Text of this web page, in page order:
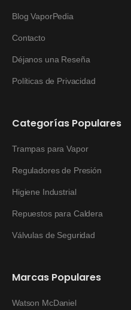
Blog VaporPedia
Contacto
Déjanos una Reseña
Políticas de Privacidad
Categorías Populares
Trampas para Vapor
Reguladores de Presión
Higiene Industrial
Repuestos para Caldera
Válvulas de Seguridad
Marcas Populares
Watson McDaniel